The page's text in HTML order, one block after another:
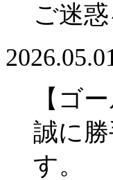
ご迷
【ゴ
誠に
す。